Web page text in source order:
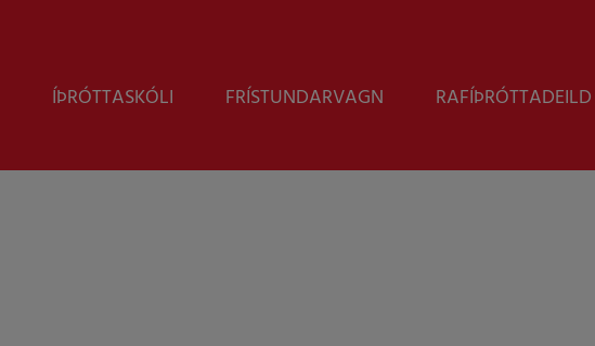
ÍÞRÓTTASKÓLI FRÍSTUNDARVAGN RAFÍÞRÓTTADEILD
Leita